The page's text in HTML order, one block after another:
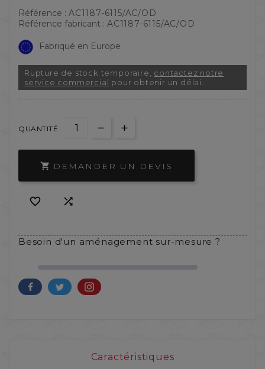
Référence : AC1187-6115/AC/OD
Référence fabricant : AC1187-6115/AC/OD
Fabriqué en Europe
Rupture de stock temporaire, contactez notre
service commercial pour obtenir un délai.
QUANTITÉ :
 DEMANDER UN DEVIS
 
Besoin d'un aménagement sur-mesure ?
Caractéristiques